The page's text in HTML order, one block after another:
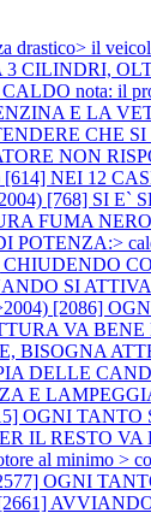
il
CILINDRI,
nota: il
E LA
CHE
NON
[614] NEI 12
[768] SI
FUMA
SI
[2086]
VA BENE
DELLE
E
OGNI
IL RESTO VA
al minimo >
[2577] OGNI
[2661]